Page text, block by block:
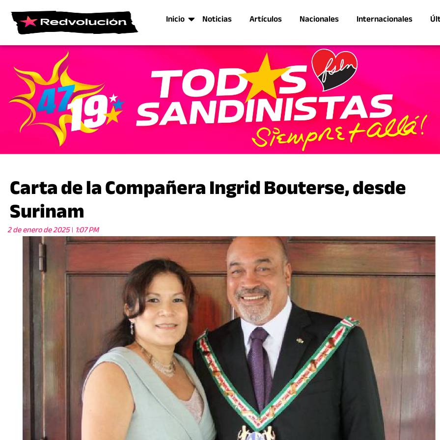
Inicio Noticias Artículos Nacionales Internacionales
Carta de la Compañera Ingrid Bouterse, desde
Surinam
2 de enero de 2025 1:07 PM